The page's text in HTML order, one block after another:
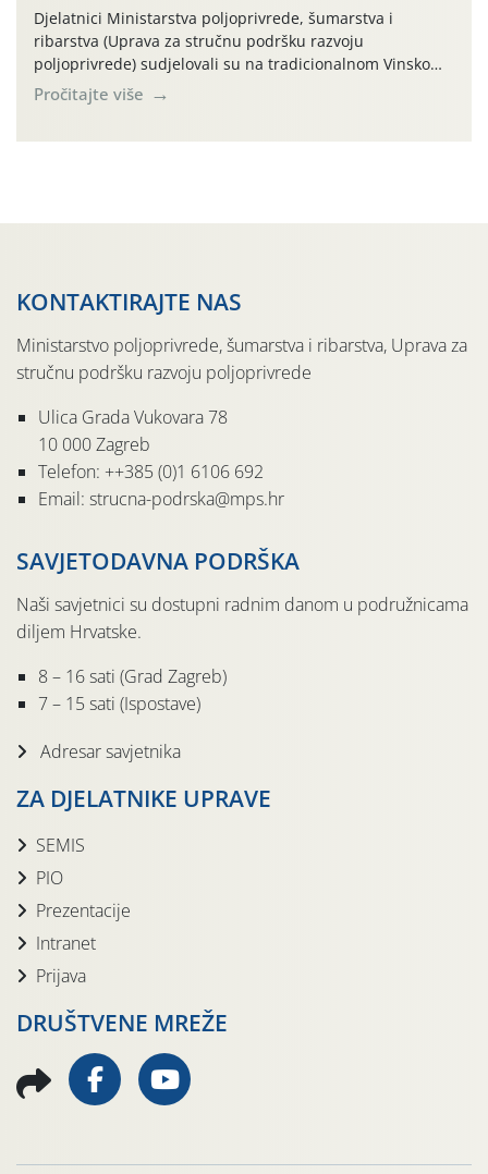
Djelatnici Ministarstva poljoprivrede, šumarstva i
ribarstva (Uprava za stručnu podršku razvoju
poljoprivrede) sudjelovali su na tradicionalnom Vinskom
forumu, održanom 24.07.2026. godine u Domu vinarske
tradicije u Putnikovićima na poluotoku Pelješcu, u
Pročitajte više
KONTAKTIRAJTE NAS
Ministarstvo poljoprivrede, šumarstva i ribarstva, Uprava za
stručnu podršku razvoju poljoprivrede
Ulica Grada Vukovara 78
10 000 Zagreb
Telefon: ++385 (0)1 6106 692
Email: strucna-podrska@mps.hr
SAVJETODAVNA PODRŠKA
Naši savjetnici su dostupni radnim danom u podružnicama
diljem Hrvatske.
8 – 16 sati (Grad Zagreb)
7 – 15 sati (Ispostave)
Adresar savjetnika
ZA DJELATNIKE UPRAVE
SEMIS
PIO
Prezentacije
Intranet
Prijava
DRUŠTVENE MREŽE